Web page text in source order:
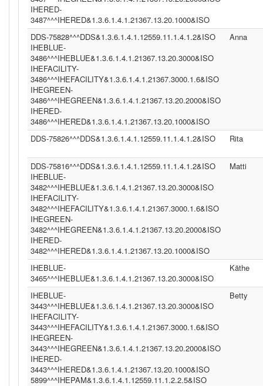
IHERED-
3487^^^IHERED&1.3.6.1.4.1.21367.13.20.1000&ISO
DDS-75828^^^DDS&1.3.6.1.4.1.12559.11.1.4.1.2&ISO
IHEBLUE-
3486^^^IHEBLUE&1.3.6.1.4.1.21367.13.20.3000&ISO
IHEFACILITY-
3486^^^IHEFACILITY&1.3.6.1.4.1.21367.3000.1.6&ISO
IHEGREEN-
3486^^^IHEGREEN&1.3.6.1.4.1.21367.13.20.2000&ISO
IHERED-
3486^^^IHERED&1.3.6.1.4.1.21367.13.20.1000&ISO
Anna
DDS-75826^^^DDS&1.3.6.1.4.1.12559.11.1.4.1.2&ISO Rita
DDS-75816^^^DDS&1.3.6.1.4.1.12559.11.1.4.1.2&ISO
IHEBLUE-
3482^^^IHEBLUE&1.3.6.1.4.1.21367.13.20.3000&ISO
IHEFACILITY-
3482^^^IHEFACILITY&1.3.6.1.4.1.21367.3000.1.6&ISO
IHEGREEN-
3482^^^IHEGREEN&1.3.6.1.4.1.21367.13.20.2000&ISO
IHERED-
3482^^^IHERED&1.3.6.1.4.1.21367.13.20.1000&ISO
Matti
IHEBLUE-
3465^^^IHEBLUE&1.3.6.1.4.1.21367.13.20.3000&ISO
Käthe
IHEBLUE-
3443^^^IHEBLUE&1.3.6.1.4.1.21367.13.20.3000&ISO
IHEFACILITY-
3443^^^IHEFACILITY&1.3.6.1.4.1.21367.3000.1.6&ISO
IHEGREEN-
3443^^^IHEGREEN&1.3.6.1.4.1.21367.13.20.2000&ISO
IHERED-
3443^^^IHERED&1.3.6.1.4.1.21367.13.20.1000&ISO
5899^^^IHEPAM&1.3.6.1.4.1.12559.11.1.2.2.5&ISO
Betty